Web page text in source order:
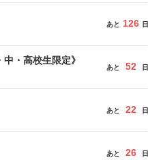
あと 126 日
・高校生限定》
あと 52 日
あと 22 日
あと 26 日